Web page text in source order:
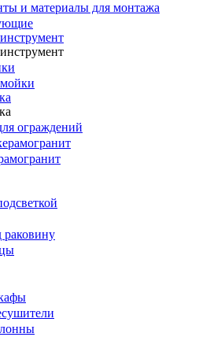
и материалы для монтажа
ограждений